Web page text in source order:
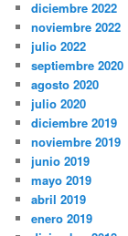
diciembre 2022
noviembre 2022
julio 2022
septiembre 2020
agosto 2020
julio 2020
diciembre 2019
noviembre 2019
junio 2019
mayo 2019
abril 2019
enero 2019